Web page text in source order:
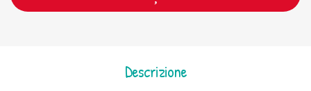
Descrizione